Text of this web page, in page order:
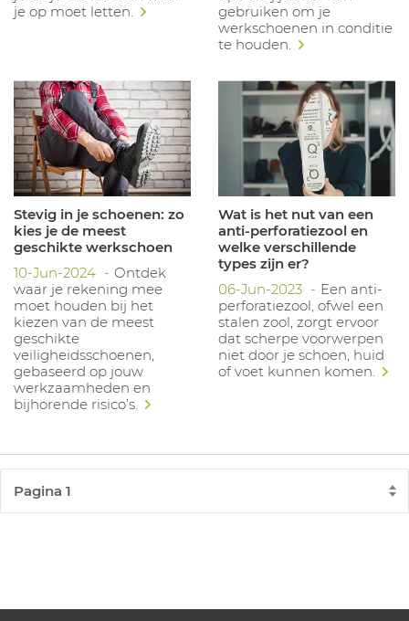
je op moet letten.
gebruiken om je
werkschoenen in conditie
te houden.
Stevig in je schoenen: zo
kies je de meest
geschikte werkschoen
10-Jun-2024
Ontdek
waar je rekening mee
moet houden bij het
kiezen van de meest
geschikte
veiligheidsschoenen,
gebaseerd op jouw
werkzaamheden en
bijhorende risico’s.
Wat is het nut van een
anti-perforatiezool en
welke verschillende
types zijn er?
06-Jun-2023
Een anti-
perforatiezool, ofwel een
stalen zool, zorgt ervoor
dat scherpe voorwerpen
niet door je schoen, huid
of voet kunnen komen.